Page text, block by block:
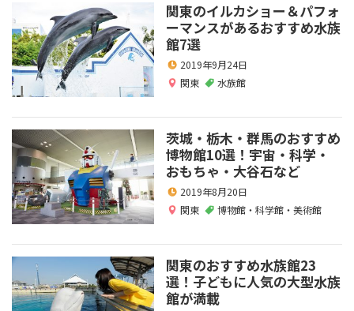
関東のイルカショー＆パフォ
ーマンスがあるおすすめ水族
館7選
2019年9月24日
関東
水族館
茨城・栃木・群馬のおすすめ
博物館10選！宇宙・科学・
おもちゃ・大谷石など
2019年8月20日
関東
博物館・科学館・美術館
関東のおすすめ水族館23
選！子どもに人気の大型水族
館が満載